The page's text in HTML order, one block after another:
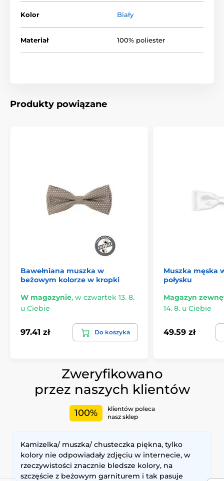
Kolor Biały
Materiał 100% poliester
Produkty powiązane
Bawełniana muszka w
beżowym kolorze w kropki
W magazynie, w czwartek 13. 8.
u Ciebie
97.41 zł Do koszyka
Muszka męska
połysku
Magazyn
14. 8. u Ciebie
49.59 zł
Zweryfikowano
przez naszych klientów
100%
klientów poleca
nasz sklep
Kamizelka/ muszka/ chusteczka piękna, tylko
kolory nie odpowiadały zdjęciu w internecie, w
rzeczywistości znacznie bledsze kolory, na
szczęście z beżowym garniturem i tak pasuje